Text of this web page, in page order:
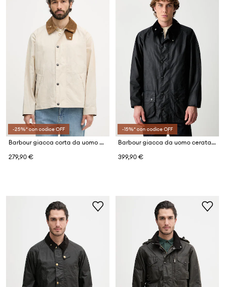
-25%* con codice OFF
Barbour giacca corta da uomo con cotone Icons
279,90 €
-15%* con codice OFF
Barbour giacca da uomo cerata Beaufort
399,90 €